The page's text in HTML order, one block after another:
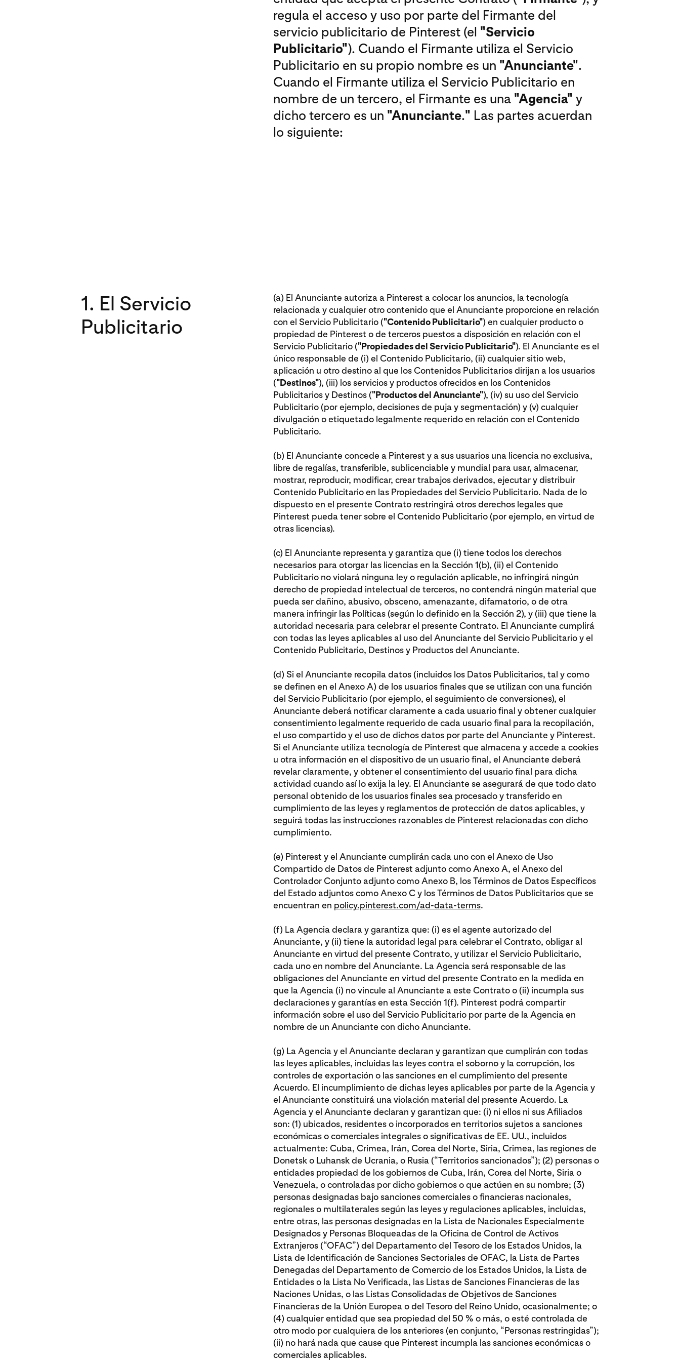
regula el acceso y uso por parte del Firmante del
servicio publicitario de Pinterest (el "Servicio
Publicitario"). Cuando el Firmante utiliza el Servicio
Publicitario en su propio nombre es un "Anunciante".
Cuando el Firmante utiliza el Servicio Publicitario en
nombre de un tercero, el Firmante es una "Agencia" y
dicho tercero es un "Anunciante." Las partes acuerdan
lo siguiente:
1. El Servicio
Publicitario
(a) El Anunciante autoriza a Pinterest a colocar los anuncios, la tecnología
relacionada y cualquier otro contenido que el Anunciante proporcione en relación
con el Servicio Publicitario ("Contenido Publicitario") en cualquier producto o
propiedad de Pinterest o de terceros puestos a disposición en relación con el
Servicio Publicitario ("Propiedades del Servicio Publicitario"). El Anunciante es el
único responsable de (i) el Contenido Publicitario, (ii) cualquier sitio web,
aplicación u otro destino al que los Contenidos Publicitarios dirijan a los usuarios
("Destinos"), (iii) los servicios y productos ofrecidos en los Contenidos
Publicitarios y Destinos ("Productos del Anunciante"), (iv) su uso del Servicio
Publicitario (por ejemplo, decisiones de puja y segmentación) y (v) cualquier
divulgación o etiquetado legalmente requerido en relación con el Contenido
Publicitario.
(b) El Anunciante concede a Pinterest y a sus usuarios una licencia no exclusiva,
libre de regalías, transferible, sublicenciable y mundial para usar, almacenar,
mostrar, reproducir, modificar, crear trabajos derivados, ejecutar y distribuir
Contenido Publicitario en las Propiedades del Servicio Publicitario. Nada de lo
dispuesto en el presente Contrato restringirá otros derechos legales que
Pinterest pueda tener sobre el Contenido Publicitario (por ejemplo, en virtud de
otras licencias).
(c) El Anunciante representa y garantiza que (i) tiene todos los derechos
necesarios para otorgar las licencias en la Sección 1(b), (ii) el Contenido
Publicitario no violará ninguna ley o regulación aplicable, no infringirá ningún
derecho de propiedad intelectual de terceros, no contendrá ningún material que
pueda ser dañino, abusivo, obsceno, amenazante, difamatorio, o de otra
manera infringir las Políticas (según lo definido en la Sección 2), y (iii) que tiene la
autoridad necesaria para celebrar el presente Contrato. El Anunciante cumplirá
con todas las leyes aplicables al uso del Anunciante del Servicio Publicitario y el
Contenido Publicitario, Destinos y Productos del Anunciante.
(d) Si el Anunciante recopila datos (incluidos los Datos Publicitarios, tal y como
se definen en el Anexo A) de los usuarios finales que se utilizan con una función
del Servicio Publicitario (por ejemplo, el seguimiento de conversiones), el
Anunciante deberá notificar claramente a cada usuario final y obtener cualquier
consentimiento legalmente requerido de cada usuario final para la recopilación,
el uso compartido y el uso de dichos datos por parte del Anunciante y Pinterest.
Si el Anunciante utiliza tecnología de Pinterest que almacena y accede a cookies
u otra información en el dispositivo de un usuario final, el Anunciante deberá
revelar claramente, y obtener el consentimiento del usuario final para dicha
actividad cuando así lo exija la ley. El Anunciante se asegurará de que todo dato
personal obtenido de los usuarios finales sea procesado y transferido en
cumplimiento de las leyes y reglamentos de protección de datos aplicables, y
seguirá todas las instrucciones razonables de Pinterest relacionadas con dicho
cumplimiento.
(e) Pinterest y el Anunciante cumplirán cada uno con el Anexo de Uso
Compartido de Datos de Pinterest adjunto como Anexo A, el Anexo del
Controlador Conjunto adjunto como Anexo B, los Términos de Datos Específicos
del Estado adjuntos como Anexo C y los Términos de Datos Publicitarios que se
encuentran en policy.pinterest.com/ad-data-terms.
(f) La Agencia declara y garantiza que: (i) es el agente autorizado del
Anunciante, y (ii) tiene la autoridad legal para celebrar el Contrato, obligar al
Anunciante en virtud del presente Contrato, y utilizar el Servicio Publicitario,
cada uno en nombre del Anunciante. La Agencia será responsable de las
obligaciones del Anunciante en virtud del presente Contrato en la medida en
que la Agencia (i) no vincule al Anunciante a este Contrato o (ii) incumpla sus
declaraciones y garantías en esta Sección 1(f). Pinterest podrá compartir
información sobre el uso del Servicio Publicitario por parte de la Agencia en
nombre de un Anunciante con dicho Anunciante.
(g) La Agencia y el Anunciante declaran y garantizan que cumplirán con todas
las leyes aplicables, incluidas las leyes contra el soborno y la corrupción, los
controles de exportación o las sanciones en el cumplimiento del presente
Acuerdo. El incumplimiento de dichas leyes aplicables por parte de la Agencia y
el Anunciante constituirá una violación material del presente Acuerdo. La
Agencia y el Anunciante declaran y garantizan que: (i) ni ellos ni sus Afiliados
son: (1) ubicados, residentes o incorporados en territorios sujetos a sanciones
económicas o comerciales integrales o significativas de EE. UU., incluidos
actualmente: Cuba, Crimea, Irán, Corea del Norte, Siria, Crimea, las regiones de
Donetsk o Luhansk de Ucrania, o Rusia (“Territorios sancionados”); (2) personas o
entidades propiedad de los gobiernos de Cuba, Irán, Corea del Norte, Siria o
Venezuela, o controladas por dicho gobiernos o que actúen en su nombre; (3)
personas designadas bajo sanciones comerciales o financieras nacionales,
regionales o multilaterales según las leyes y regulaciones aplicables, incluidas,
entre otras, las personas designadas en la Lista de Nacionales Especialmente
Designados y Personas Bloqueadas de la Oficina de Control de Activos
Extranjeros (“OFAC”) del Departamento del Tesoro de los Estados Unidos, la
Lista de Identificación de Sanciones Sectoriales de OFAC, la Lista de Partes
Denegadas del Departamento de Comercio de los Estados Unidos, la Lista de
Entidades o la Lista No Verificada, las Listas de Sanciones Financieras de las
Naciones Unidas, o las Listas Consolidadas de Objetivos de Sanciones
Financieras de la Unión Europea o del Tesoro del Reino Unido, ocasionalmente; o
(4) cualquier entidad que sea propiedad del 50 % o más, o esté controlada de
otro modo por cualquiera de los anteriores (en conjunto, “Personas restringidas”);
(ii) no hará nada que cause que Pinterest incumpla las sanciones económicas o
comerciales aplicables.